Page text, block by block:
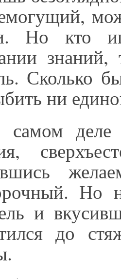
Но кто
Сколько
ни
деле
Но
и
до